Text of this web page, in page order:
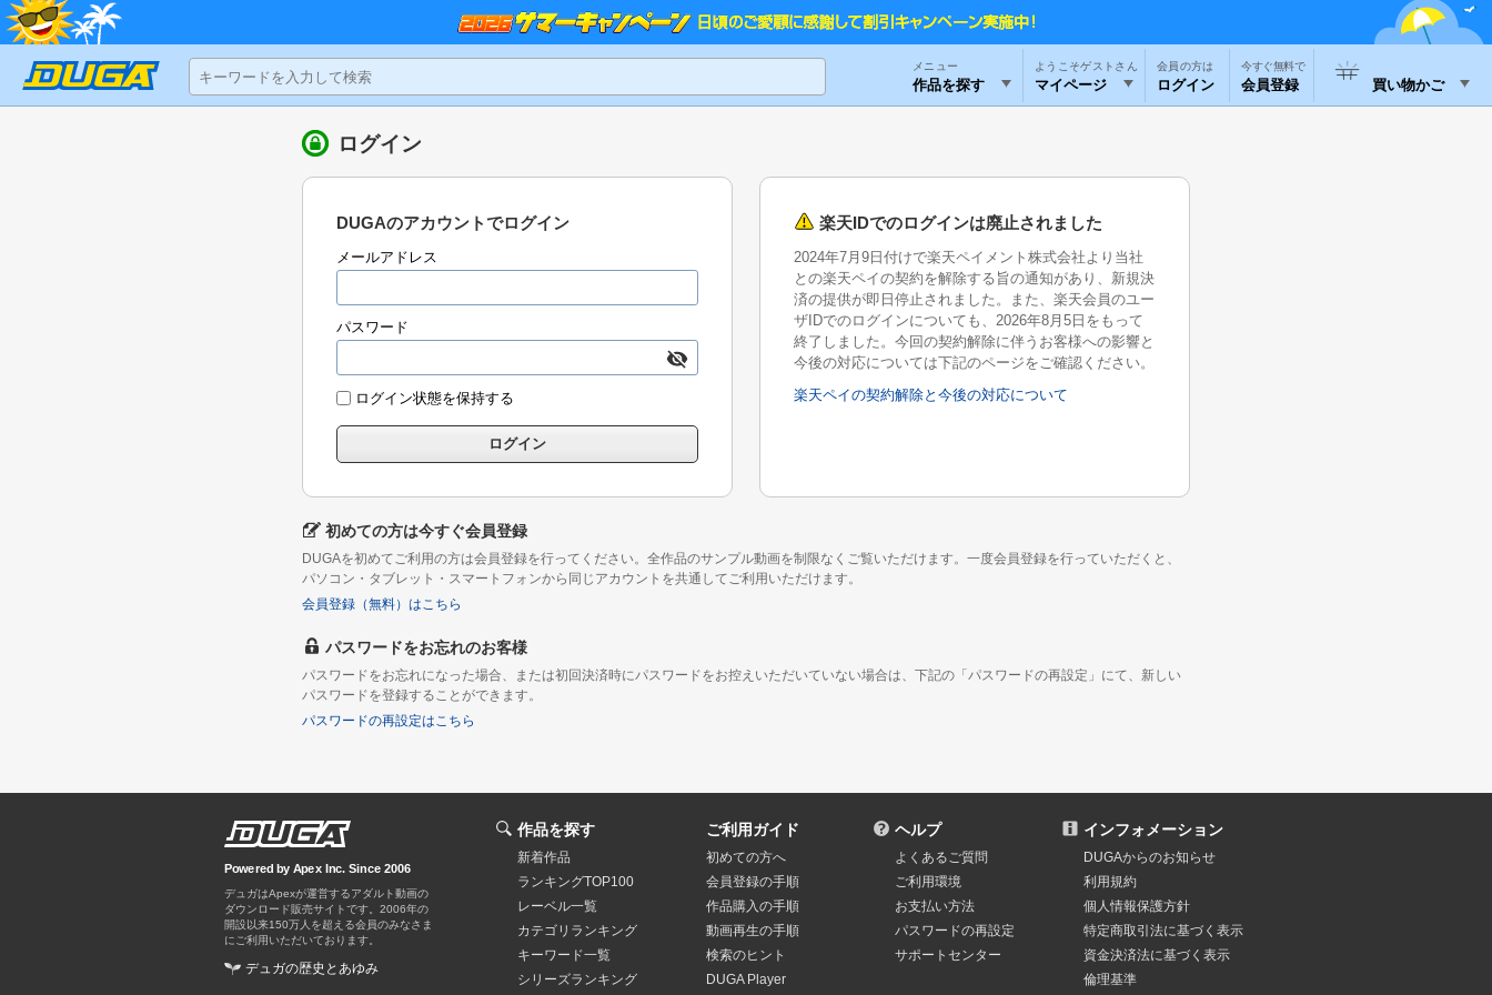
メニュー
作品を探す
ようこそゲストさん
マイページ ログイン
今すぐ無料で
会員登録 買い物かご
ログイン
DUGAのアカウントでログイン
メールアドレス
パスワード
ログイン状態を保持する
楽天IDでのログインは廃止されました
2024年7月9日付けで楽天ペイメント株式会社より当社
との楽天ペイの契約を解除する旨の通知があり、新規決
済の提供が即日停止されました。また、楽天会員のユー
ザIDでのログインについても、2026年8月5日をもって
終了しました。今回の契約解除に伴うお客様への影響と
今後の対応については下記のページをご確認ください。
楽天ペイの契約解除と今後の対応について
初めての方は今すぐ会員登録
DUGAを初めてご利用の方は会員登録を行ってください。全作品のサンプル動画を制限なくご覧いただけます。一度会員登録を行っていただくと、
パソコン・タブレット・スマートフォンから同じアカウントを共通してご利用いただけます。
会員登録（無料）はこちら
パスワードをお忘れのお客様
パスワードをお忘れになった場合、または初回決済時にパスワードをお控えいただいていない場合は、下記の「パスワードの再設定」にて、新しい
パスワードを登録することができます。
パスワードの再設定はこちら
Powered by Apex Inc. Since 2006
デュガはApexが運営するアダルト動画の
ダウンロード販売サイトです。
デュガの歴史とあゆみ
作品を探す
新着作品
ランキングTOP100
レーベル一覧
カテゴリランキング
キーワード一覧
シリーズランキング
ご利用ガイド
初めての方へ
会員登録の手順
作品購入の手順
動画再生の手順
検索のヒント
DUGA Player
ヘルプ
よくあるご質問
ご利用環境
お支払い方法
パスワードの再設定
サポートセンター
インフォメーション
DUGAからのお知らせ
利用規約
個人情報保護方針
特定商取引法に基づく表示
資金決済法に基づく表示
倫理基準